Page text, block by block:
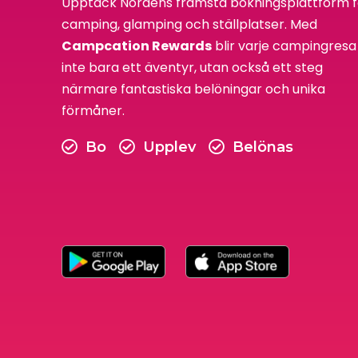
camping, glamping och ställplatser. Med
Campcation Rewards blir varje campingresa
inte bara ett äventyr, utan också ett steg
närmare fantastiska belöningar och unika
förmåner.
Bo Upplev Belönas